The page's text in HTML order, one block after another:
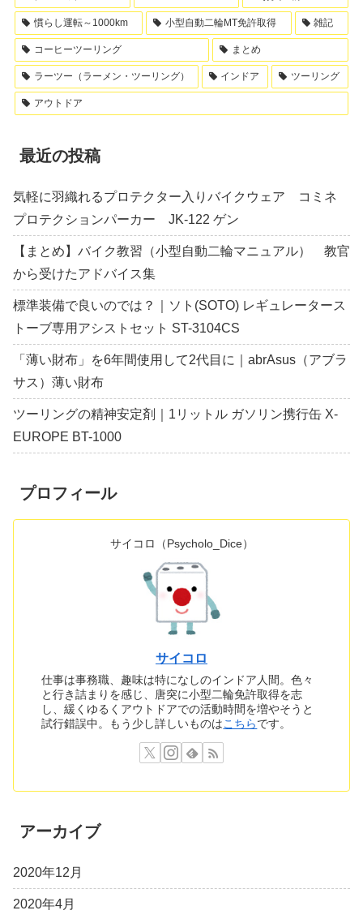
慣らし運転～1000km 小型自動二輪MT免許取得 雑記
コーヒーツーリング まとめ
ラーツー（ラーメン・ツーリング） インドア ツーリング
アウトドア
最近の投稿
気軽に羽織れるプロテクター入りバイクウェア コミネ
プロテクションパーカー JK-122 ゲン
【まとめ】バイク教習（小型自動二輪マニュアル） 教官
から受けたアドバイス集
標準装備で良いのでは？｜ソト(SOTO) レギュレータース
トーブ専用アシストセット ST-3104CS
「薄い財布」を6年間使用して2代目に｜abrAsus（アブラ
サス）薄い財布
ツーリングの精神安定剤｜1リットル ガソリン携行缶 X-
EUROPE BT-1000
プロフィール
サイコロ（Psycholo_Dice）
サイコロ
仕事は事務職、趣味は特になしのインドア人間。色々
と行き詰まりを感じ、唐突に小型二輪免許取得を志
し、緩くゆるくアウトドアでの活動時間を増やそうと
試行錯誤中。もう少し詳しいものはこちらです。
アーカイブ
2020年12月
2020年4月